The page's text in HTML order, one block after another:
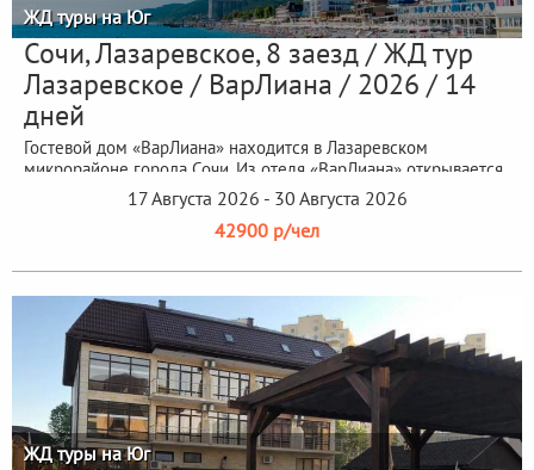
ЖД туры на Юг
Сочи, Лазаревское, 8 заезд / ЖД тур
Лазаревское / ВарЛиана / 2026 / 14
дней
Гостевой дом «ВарЛиана» находится в Лазаревском
микрорайоне города Сочи. Из отеля «ВарЛиана» открывается
великолепный вид на море.
17 Августа 2026 - 30 Августа 2026
42900 р/чел
ЖД туры на Юг